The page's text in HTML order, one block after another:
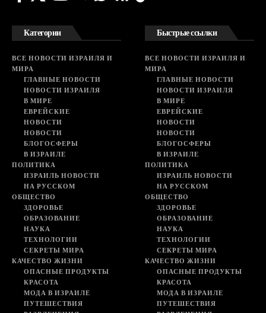
Категории
ВСЕ НОВОСТИ ИЗРАИЛЯ И
МИРА
ГЛАВНЫЕ НОВОСТИ
НОВОСТИ ИЗРАИЛЯ
В МИРЕ
ЕВРЕЙСКИЕ
НОВОСТИ
НОВОСТИ
БЛОГОСФЕРЫ
В ИЗРАИЛЕ
ПОЛИТИКА
ИЗРАИЛЬ НОВОСТИ
НА РУССКОМ
ОБЩЕСТВО
ЗДОРОВЬЕ
ОБРАЗОВАНИЕ
НАУКА
ТЕХНОЛОГИИ
СЕКРЕТЫ МИРА
КАЧЕСТВО ЖИЗНИ
ОПАСНЫЕ ПРОДУКТЫ
КРАСОТА
МОДА В ИЗРАИЛЕ
ПУТЕШЕСТВИЯ
Быстрые ссылки
ВСЕ НОВОСТИ ИЗРАИЛЯ И
МИРА
ГЛАВНЫЕ НОВОСТИ
НОВОСТИ ИЗРАИЛЯ
В МИРЕ
ЕВРЕЙСКИЕ
НОВОСТИ
НОВОСТИ
БЛОГОСФЕРЫ
В ИЗРАИЛЕ
ПОЛИТИКА
ИЗРАИЛЬ НОВОСТИ
НА РУССКОМ
ОБЩЕСТВО
ЗДОРОВЬЕ
ОБРАЗОВАНИЕ
НАУКА
ТЕХНОЛОГИИ
СЕКРЕТЫ МИРА
КАЧЕСТВО ЖИЗНИ
ОПАСНЫЕ ПРОДУКТЫ
КРАСОТА
МОДА В ИЗРАИЛЕ
ПУТЕШЕСТВИЯ